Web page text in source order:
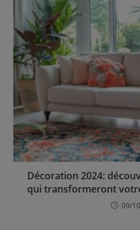
Décoration 2024:
qui transformeront
09/